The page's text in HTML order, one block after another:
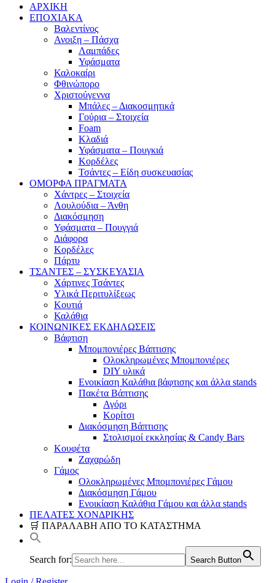
ΑΡΧΙΚΗ
ΕΠΟΧΙΑΚΑ
Βαλεντίνος
Ανοιξη – Πάσχα
Λαμπάδες
Υφάσματα
Καλοκαίρι
Φθινώπορο
Χριστούγεννα
Μπάλες – Διακοσμητικά
Γούρια – Στοιχεία
Foam
Κλαδιά
Υφάσματα – Πουγκιά
Κορδέλες
Τσάντες – Είδη συσκευασίας
ΟΜΟΡΦΑ ΠΡΑΓΜΑΤΑ
Χάντρες – Στοιχεία
Λουλούδια – Άνθη
Διακόσμηση
Υφάσματα – Πουγγιά
Διάφορα
Κορδέλες
Πάρτυ
ΤΣΑΝΤΕΣ – ΣΥΣΚΕΥΑΣΙΑ
Χάρτινες Τσάντες
Υλικά Περιτυλίξεως
Κουτιά
Καλάθια
ΚΟΙΝΩΝΙΚΕΣ ΕΚΔΗΛΩΣΕΙΣ
Βάφτιση
Μπομπονιέρες Βάπτισης
Ολοκληρωμένες Μπομπονιέρες
DIY υλικά
Ενοικίαση Καλάθια βάφτισης και άλλα stands
Πακέτα Βάπτισης
Αγόρι
Κορίτσι
Διακόσμηση Βάπτισης
Στολισμοί εκκλησίας & Candy Bars
Κουφέτα
Ζαχαρώδη
Γάμος
Ολοκληρωμένες Μπομπονιέρες Γάμου
Διακόσμηση Γάμου
Ενοικίαση Καλάθια Γάμου και άλλα stands
ΠΕΛΑΤΕΣ ΧΟΝΔΡΙΚΗΣ
🛒 ΠΑΡΑΛΑΒΗ ΑΠΟ ΤΟ ΚΑΤΑΣΤΗΜΑ
Search for: Search Button